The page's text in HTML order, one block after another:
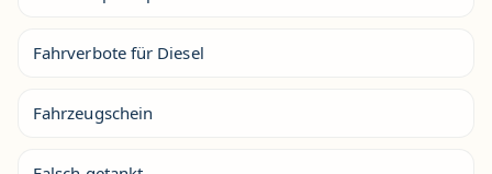
Fahrverbote für Diesel
Fahrzeugschein